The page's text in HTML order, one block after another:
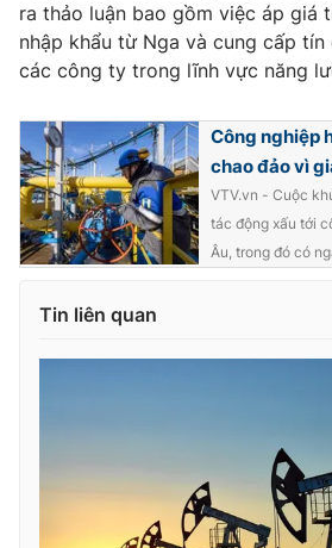
ra thảo luận bao gồm việc áp giá
nhập khẩu từ Nga và cung cấp
các công ty trong lĩnh vực năng
Công nghiệp
chao đảo vì
VTV.vn - Cuộc
tác động xấu tới
Âu, trong đó có
Tin liên quan